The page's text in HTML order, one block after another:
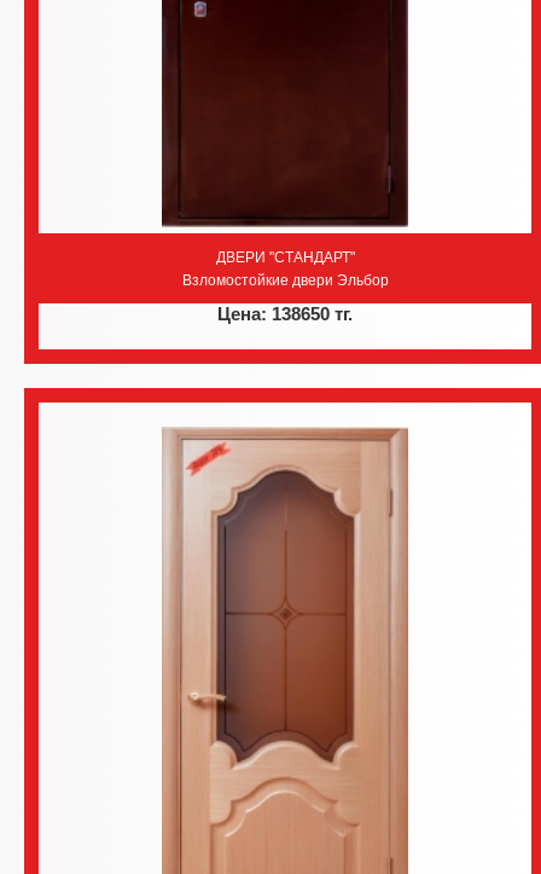
ДВЕРИ "СТАНДАРТ"
Взломостойкие двери Эльбор
Цена: 138650 тг.